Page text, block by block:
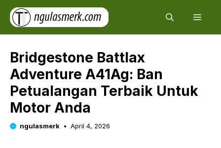
Skip
content
Bridgestone Battlax
Adventure A41Ag: Ban
Petualangan Terbaik Untuk
Motor Anda
ngulasmerk April 4, 2026